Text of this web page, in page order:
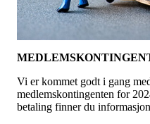
Vi er kommet godt i gang
medlemskontingenten for
betaling finner du